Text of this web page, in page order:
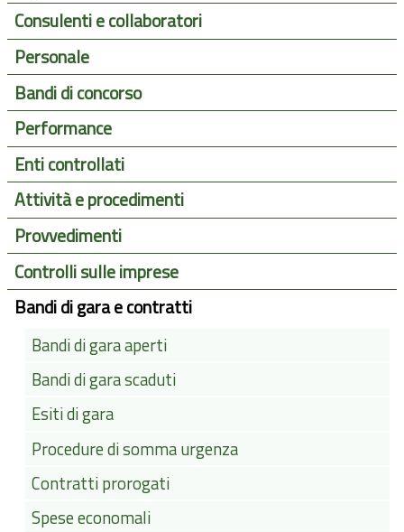
Consulenti e collaboratori
Personale
Bandi di concorso
Performance
Enti controllati
Attività e procedimenti
Provvedimenti
Controlli sulle imprese
Bandi di gara e contratti
Bandi di gara aperti
Bandi di gara scaduti
Esiti di gara
Procedure di somma urgenza
Contratti prorogati
Spese economali